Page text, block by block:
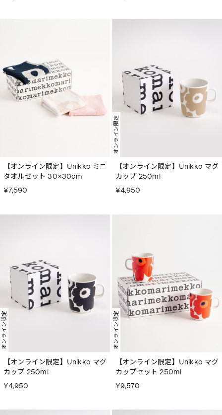
【オンライン限定】Unikko ミニ
タオルセット 30×30cm
¥7,590
オンライン限定
【オンライン限定】Unikko マグ
カップ 250ml
¥4,950
オンライン限定
【オンライン限定】Unikko マグ
カップ 250ml
¥4,950
オンライン限定
【オンライン限定】Unikko マグ
カップセット 250ml
¥9,570